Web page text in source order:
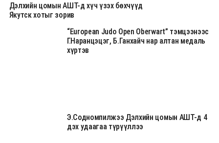
Дэлхийн цомын АШТ-д хүч үзэх бөхчүүд
Якутск хотыг зорив
“European Judo Open Oberwart” тэмцээнээс
Г.Наранцэцэг, Б.Ганхайч нар алтан медаль
хүртэв
Э.Содномпилжээ Дэлхийн цомын АШТ-д 4
дэх удаагаа түрүүллээ